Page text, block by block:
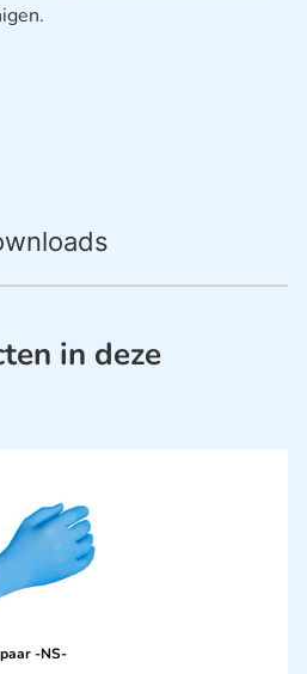
in deze
-NS-